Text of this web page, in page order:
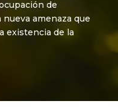
de
amenaza que
existencia de la